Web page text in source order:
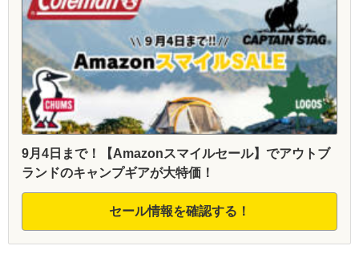
9月4日まで！【Amazonスマイルセール】でアウトブ
ランドのキャンプギアが大特価！
セール情報を確認する！